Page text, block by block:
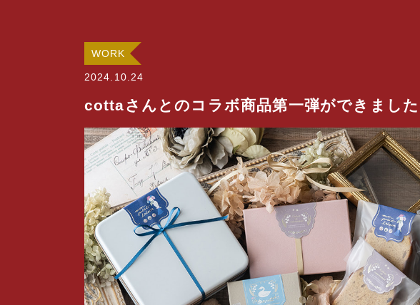
WORK
2024.10.24
cottaさんとのコラボ商品第一弾ができました